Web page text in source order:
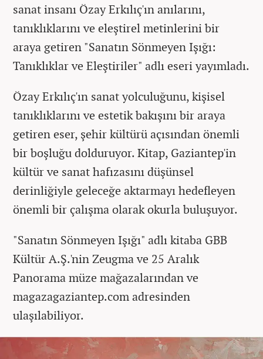
sanat insanı Özay Erkılıç'ın anılarını,
tanıklıklarını ve eleştirel metinlerini bir
araya getiren "Sanatın Sönmeyen Işığı:
Tanıklıklar ve Eleştiriler" adlı eseri yayımladı.
Özay Erkılıç'ın sanat yolculuğunu, kişisel
tanıklıklarını ve estetik bakışını bir araya
getiren eser, şehir kültürü açısından önemli
bir boşluğu dolduruyor. Kitap, Gaziantep'in
kültür ve sanat hafızasını düşünsel
derinliğiyle geleceğe aktarmayı hedefleyen
önemli bir çalışma olarak okurla buluşuyor.
"Sanatın Sönmeyen Işığı" adlı kitaba GBB
Kültür A.Ş.'nin Zeugma ve 25 Aralık
Panorama müze mağazalarından ve
magazagaziantep.com adresinden
ulaşılabiliyor.